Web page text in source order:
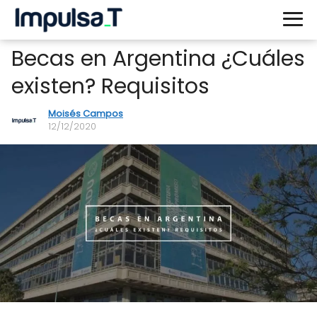
Becas en Argentina ¿Cuáles
existen? Requisitos
Moisés Campos
12/12/2020